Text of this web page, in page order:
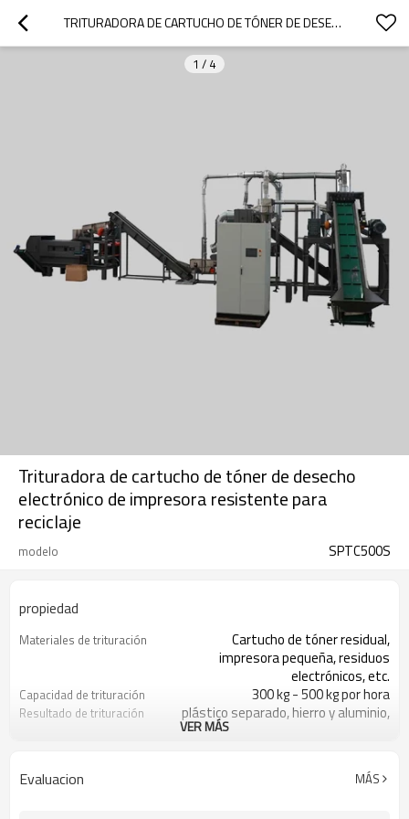
TRITURADORA DE CARTUCHO DE TÓNER DE DESECHO ELECTRÓNICO DE IMPRESORA RESISTENTE PARA RECICLAJE
1 / 4
Trituradora de cartucho de tóner de desecho
electrónico de impresora resistente para
reciclaje
modelo SPTC500S
propiedad
Materiales de trituración
Cartucho de tóner residual,
impresora pequeña, residuos
electrónicos, etc.
Capacidad de trituración 300 kg - 500 kg por hora
Resultado de trituración
plástico separado, hierro y aluminio,
partícula
Hierro <20*80 mm, aluminio <20*80
mm, plástico <20*80 mm
VER MÁS
Evaluacion MÁS